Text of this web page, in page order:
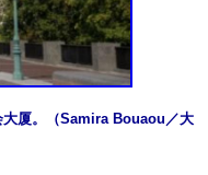
大厦。（Samira Bouaou／大